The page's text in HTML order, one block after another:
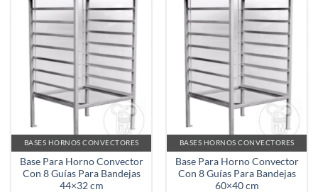
BASES HORNOS CONVECTORES
Base Para Horno Convector
Con 8 Guías Para Bandejas
44×32 cm
BASES HORNOS CONVECTORES
Base Para Horno Convector
Con 8 Guías Para Bandejas
60×40 cm